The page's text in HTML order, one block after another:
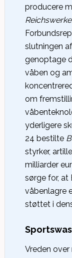
producere
slutningen
genoptage
våben og
om
yderligere
24 bestilte
styrker,
milliarder
sørge for, at
våbenlagre
støttet i
Vreden